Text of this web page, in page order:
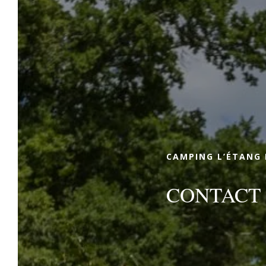
Réserver
Marie, Cyril et leurs trois enfants vous
ouvrent les portes de leur camping familial
au cœur des Landes. La nature, les
hébergements tout confort et les
prestations de qualité sublimeront votre
séjour au Camping l’Étang d’Ardy. Choisissez
vos dates de vacances, sélectionnez votre
hébergement et partez en direction des
Landes !
CAMPING L’ÉTANG